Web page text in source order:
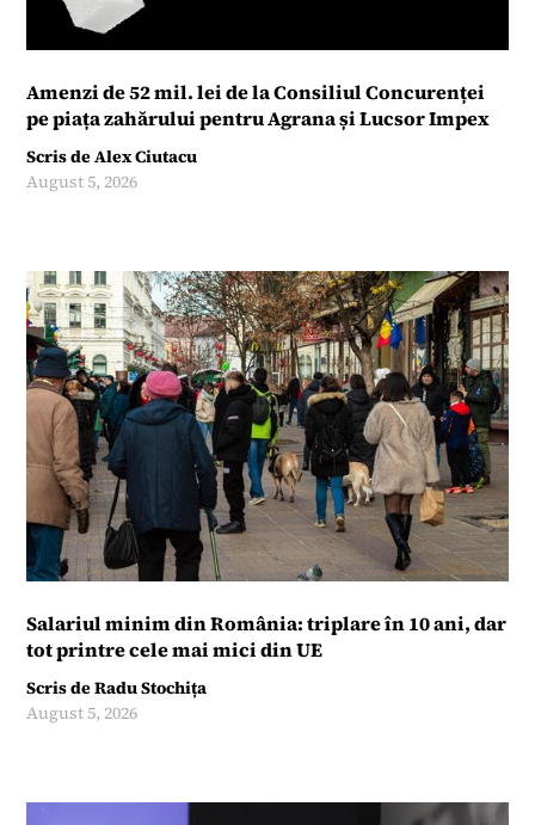
Amenzi de 52 mil. lei de la Consiliul Concurenței
pe piața zahărului pentru Agrana și Lucsor Impex
Scris deAlex Ciutacu
August 5, 2026
Salariul minim din România: triplare în 10 ani, dar
tot printre cele mai mici din UE
Scris deRadu Stochița
August 5, 2026